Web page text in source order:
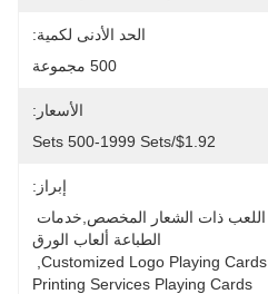
الحد الأدنى لكمية:
500 مجموعة
الأسعار:
$1.92/sets 500-1999 Sets
إبراز:
الطباعة ألعاب الورق
Customized Logo Playing Cards
Printing Services Playing Cards